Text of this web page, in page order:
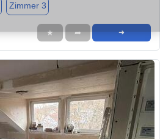
Zimmer 3
★ ➦ ➜